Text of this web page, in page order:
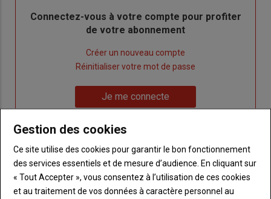
Body
Connectez-vous à votre compte pour profiter
de votre abonnement
compte"
Créer un nouveau compte
mot
passe"
Réinitialiser votre mot de passe
"Je
connecte"
Je me connecte
Sous-
Vous n'êtes pas abonné(e)
TITRE CRÉEZ UN COMPTE
Gestion des cookies
Ce site utilise des cookies pour garantir le bon fonctionnement
des services essentiels et de mesure d’audience. En cliquant sur
« Tout Accepter », vous consentez à l’utilisation de ces cookies
et au traitement de vos données à caractère personnel au